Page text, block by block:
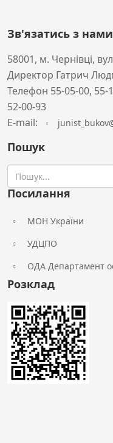
Зв'язатись з нами
58001, м. Чернівці,
Директор Гатрич
Телефон 55-05-00, 55-
52-00-93
Е-mail:
Пошук
Посилання
МОН України
УДЦПО
ОДА Департамент
Розклад